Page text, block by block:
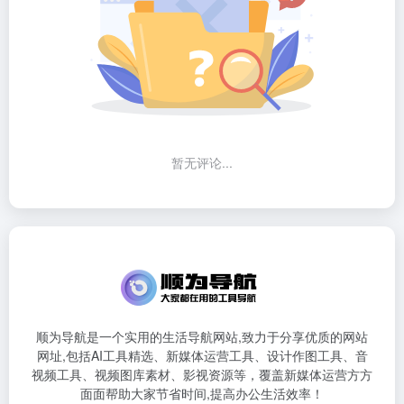
暂无评论...
顺为导航是一个实用的生活导航网站,致力于分享优质的网站
网址,包括AI工具精选、新媒体运营工具、设计作图工具、音
视频工具、视频图库素材、影视资源等，覆盖新媒体运营方方
面面帮助大家节省时间,提高办公生活效率！